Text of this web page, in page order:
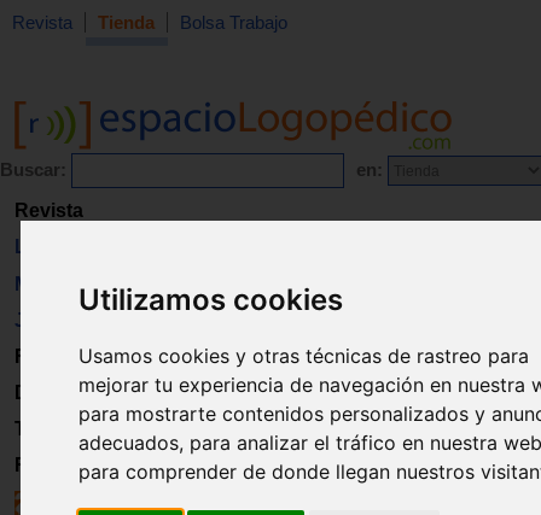
Utilizamos cookies
Usamos cookies y otras técnicas de rastreo para
mejorar tu experiencia de navegación en nuestra
para mostrarte contenidos personalizados y
adecuados, para analizar el tráfico en nuestra
para comprender de donde llegan nuestros
Revista Tienda Bolsa Trabajo
Buscar: en:
Revista
Libros
Material
Juguetes
Formación
Directorio
Trabajo
Registro